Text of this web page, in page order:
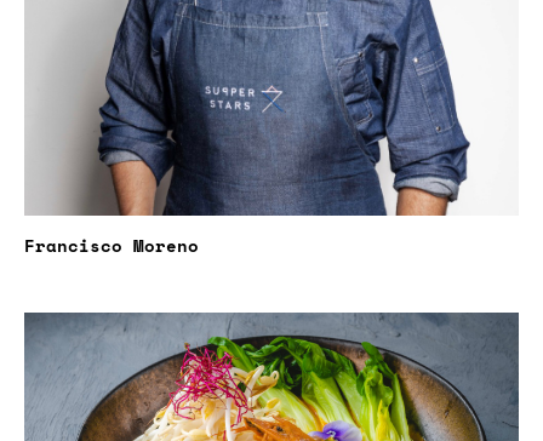
Francisco Moreno